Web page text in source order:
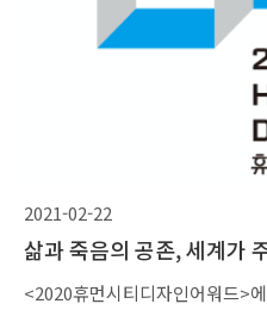
2021-02-22
삶과 죽음의 공존, 세계가
조트’
<2020휴먼시티디자인어워드>